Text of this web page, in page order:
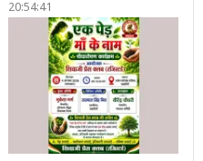
20:54:41